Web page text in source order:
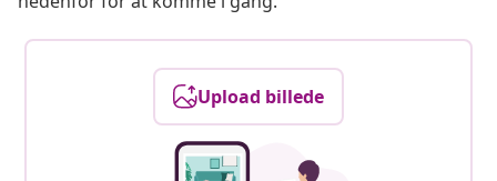
Upload billede